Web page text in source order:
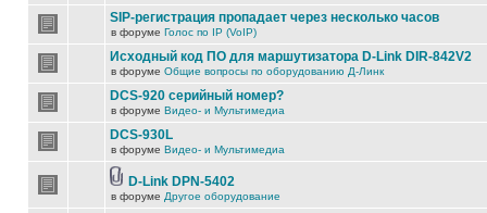
SIP-регистрация пропадает через несколько часов
в форуме Голос по IP (VoIP)
Исходный код ПО для маршутизатора D-Link DIR-842V2
в форуме Общие вопросы по оборудованию Д-Линк
DCS-920 серийный номер?
в форуме Видео- и Мультимедиа
DCS-930L
в форуме Видео- и Мультимедиа
D-Link DPN-5402
в форуме Другое оборудование